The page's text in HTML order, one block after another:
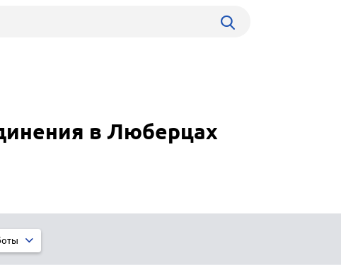
в Люберцах